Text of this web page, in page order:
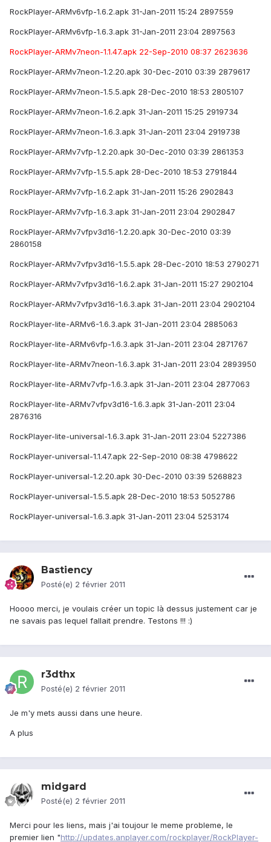
RockPlayer-ARMv6vfp-1.6.2.apk 31-Jan-2011 15:24 2897559
RockPlayer-ARMv6vfp-1.6.3.apk 31-Jan-2011 23:04 2897563
RockPlayer-ARMv7neon-1.1.47.apk 22-Sep-2010 08:37 2623636
RockPlayer-ARMv7neon-1.2.20.apk 30-Dec-2010 03:39 2879617
RockPlayer-ARMv7neon-1.5.5.apk 28-Dec-2010 18:53 2805107
RockPlayer-ARMv7neon-1.6.2.apk 31-Jan-2011 15:25 2919734
RockPlayer-ARMv7neon-1.6.3.apk 31-Jan-2011 23:04 2919738
RockPlayer-ARMv7vfp-1.2.20.apk 30-Dec-2010 03:39 2861353
RockPlayer-ARMv7vfp-1.5.5.apk 28-Dec-2010 18:53 2791844
RockPlayer-ARMv7vfp-1.6.2.apk 31-Jan-2011 15:26 2902843
RockPlayer-ARMv7vfp-1.6.3.apk 31-Jan-2011 23:04 2902847
RockPlayer-ARMv7vfpv3d16-1.2.20.apk 30-Dec-2010 03:39
2860158
RockPlayer-ARMv7vfpv3d16-1.5.5.apk 28-Dec-2010 18:53 2790271
RockPlayer-ARMv7vfpv3d16-1.6.2.apk 31-Jan-2011 15:27 2902104
RockPlayer-ARMv7vfpv3d16-1.6.3.apk 31-Jan-2011 23:04 2902104
RockPlayer-lite-ARMv6-1.6.3.apk 31-Jan-2011 23:04 2885063
RockPlayer-lite-ARMv6vfp-1.6.3.apk 31-Jan-2011 23:04 2871767
RockPlayer-lite-ARMv7neon-1.6.3.apk 31-Jan-2011 23:04 2893950
RockPlayer-lite-ARMv7vfp-1.6.3.apk 31-Jan-2011 23:04 2877063
RockPlayer-lite-ARMv7vfpv3d16-1.6.3.apk 31-Jan-2011 23:04
2876316
RockPlayer-lite-universal-1.6.3.apk 31-Jan-2011 23:04 5227386
RockPlayer-universal-1.1.47.apk 22-Sep-2010 08:38 4798622
RockPlayer-universal-1.2.20.apk 30-Dec-2010 03:39 5268823
RockPlayer-universal-1.5.5.apk 28-Dec-2010 18:53 5052786
RockPlayer-universal-1.6.3.apk 31-Jan-2011 23:04 5253174
Bastiency
Posté(e) 2 février 2011
Hoooo merci, je voulais créer un topic là dessus justement car je
ne savais pas lequel fallait prendre. Testons !!! :)
r3dthx
Posté(e) 2 février 2011
Je m'y mets aussi dans une heure.
A plus
midgard
Posté(e) 2 février 2011
Merci pour les liens, mais j'ai toujour le meme probleme, le
premier lien "http://updates.anplayer.com/rockplayer/RockPlayer-